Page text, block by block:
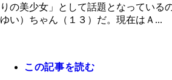
りの美少女」として話題となっている
ゆい）ちゃん（１３）だ。現在はＡ...
この記事を読む